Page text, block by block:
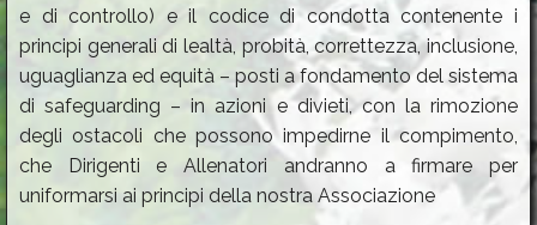
e di controllo) e il codice di condotta contenente i
principi generali di lealtà, probità, correttezza, inclusione,
uguaglianza ed equità – posti a fondamento del sistema
di safeguarding – in azioni e divieti, con la rimozione
degli ostacoli che possono impedirne il compimento,
che Dirigenti e Allenatori andranno a firmare per
uniformarsi ai principi della nostra Associazione